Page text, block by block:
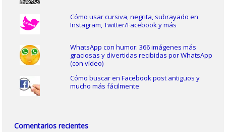
Cómo usar cursiva, negrita, subrayado en
Instagram, Twitter/Facebook y más
WhatsApp con humor: 366 imágenes más
graciosas y divertidas recibidas por WhatsApp
(con vídeo)
Cómo buscar en Facebook post antiguos y
mucho más fácilmente
Comentarios recientes